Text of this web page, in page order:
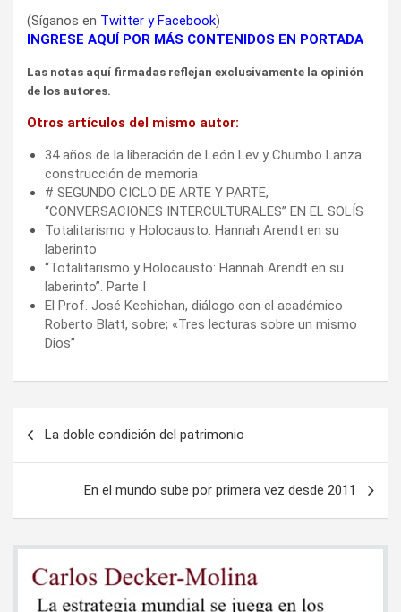
(Síganos en Twitter yFacebook)
INGRESE AQUÍ POR MÁS CONTENIDOS EN PORTADA
Las notas aquí firmadas reflejan exclusivamente la opinión
de los autores.
Otros artículos del mismo autor:
34 años de la liberación de León Lev y Chumbo Lanza:
construcción de memoria
# SEGUNDO CICLO DE ARTE Y PARTE,
“CONVERSACIONES INTERCULTURALES” EN EL SOLÍS
Totalitarismo y Holocausto: Hannah Arendt en su
laberinto
“Totalitarismo y Holocausto: Hannah Arendt en su
laberinto”. Parte I
El Prof. José Kechichan, diálogo con el académico
Roberto Blatt, sobre; «Tres lecturas sobre un mismo
Dios”
entradas
La doble condición del patrimonio
En el mundo sube por primera vez desde 2011